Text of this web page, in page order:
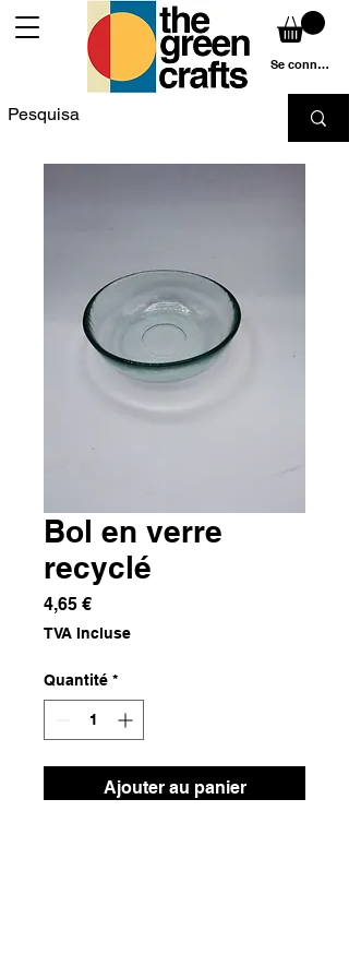
Se connecter
Bol en verre
recyclé
4,65 €Prix
TVA Incluse
Quantité *
Ajouter au panier